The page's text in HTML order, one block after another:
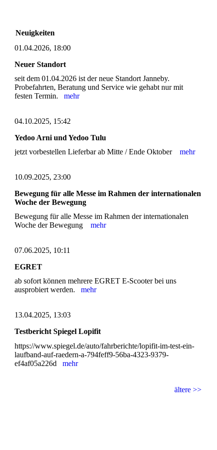
Neuigkeiten
01.04.2026, 18:00
Neuer Standort
seit dem 01.04.2026 ist der neue Standort Janneby.
Probefahrten, Beratung und Service wie gehabt nur mit
festen Termin. mehr
04.10.2025, 15:42
Yedoo Arni und Yedoo Tulu
jetzt vorbestellen Lieferbar ab Mitte / Ende Oktober mehr
10.09.2025, 23:00
Bewegung für alle Messe im Rahmen der internationalen
Woche der Bewegung
Bewegung für alle Messe im Rahmen der internationalen
Woche der Bewegung mehr
07.06.2025, 10:11
EGRET
ab sofort können mehrere EGRET E-Scooter bei uns
ausprobiert werden. mehr
13.04.2025, 13:03
Testbericht Spiegel Lopifit
https://www.spiegel.de/auto/fahrberichte/lopifit-im-test-ein-
laufband-auf-raedern-a-794feff9-56ba-4323-9379-
ef4af05a226d mehr
ältere >>